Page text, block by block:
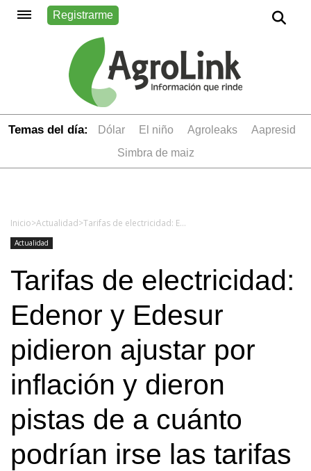
Registrarme
Temas del día: dólar el niño Agroleaks
aapresid
simbra de maiz
Inicio>Actualidad> Tarifas de electricidad: Edenor y Edesur pidieron ajustar por inflación y dieron pistas de a cuánto podrían irse las tarifas
Actualidad
Tarifas de electricidad:
Edenor y Edesur
pidieron ajustar por
inflación y dieron
pistas de a cuánto
podrían irse las tarifas